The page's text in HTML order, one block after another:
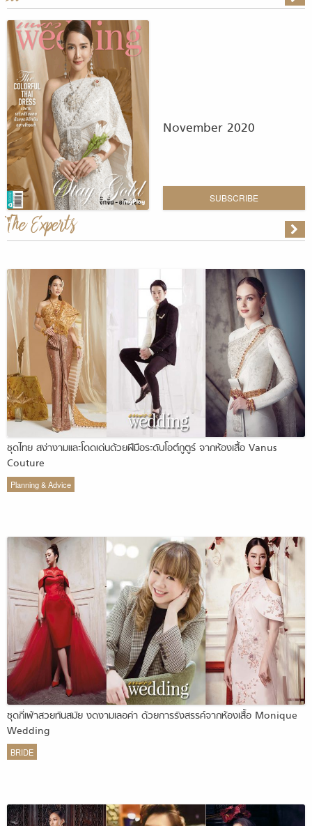
November 2020
SUBSCRIBE
The Experts
ชุดไทย สง่างามและโดดเด่นด้วยฝีมือระดับโอต์กูตูร์ จากห้องเสื้อ Vanus
Couture
Planning & Advice
ชุดกี่เพ้าสวยทันสมัย งดงามเลอค่า ด้วยการรังสรรค์จากห้องเสื้อ Monique
Wedding
BRIDE